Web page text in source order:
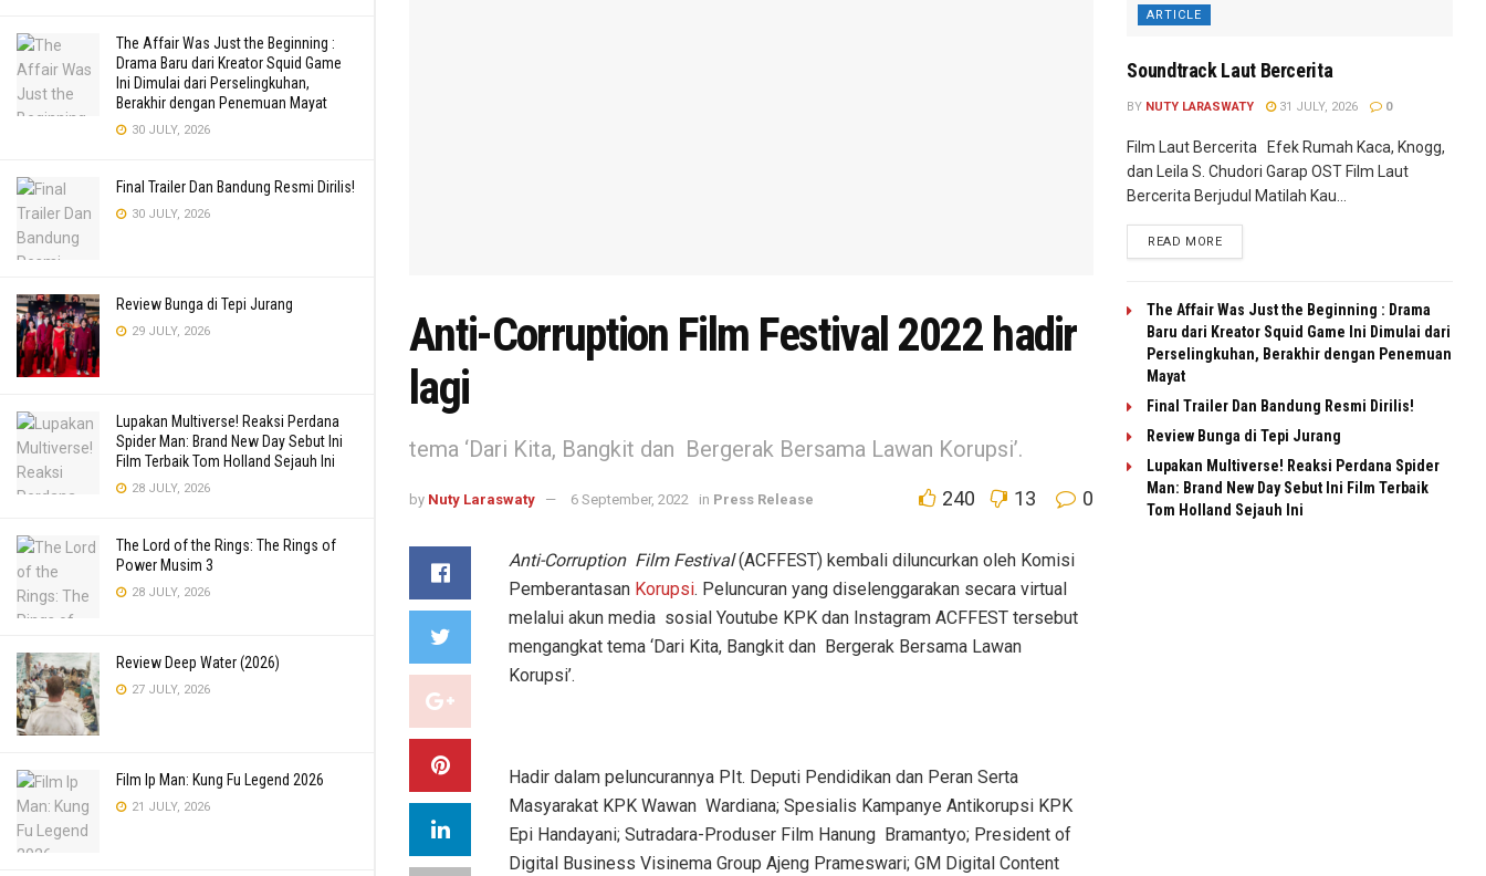
The Affair Was Just the Beginning :
Drama Baru dari Kreator Squid Game
Ini Dimulai dari Perselingkuhan,
Berakhir dengan Penemuan Mayat
30 JULY, 2026
Final Trailer Dan Bandung Resmi Dirilis!
30 JULY, 2026
Review Bunga di Tepi Jurang
29 JULY, 2026
Lupakan Multiverse! Reaksi Perdana
Spider Man: Brand New Day Sebut Ini
Film Terbaik Tom Holland Sejauh Ini
28 JULY, 2026
The Lord of the Rings: The Rings of
Power Musim 3
28 JULY, 2026
Review Deep Water (2026)
27 JULY, 2026
Film Ip Man: Kung Fu Legend 2026
21 JULY, 2026
Anti-Corruption Film Festival 2022 hadir
lagi
tema ‘Dari Kita, Bangkit dan Bergerak Bersama Lawan Korupsi’.
by Nuty Laraswaty 6 September, 2022 in Press Release 240 13 0
Anti-Corruption Film Festival(ACFFEST) kembali diluncurkan oleh Komisi
Pemberantasan Korupsi. Peluncuran yang diselenggarakan secara virtual
melalui akun media sosial Youtube KPK dan Instagram ACFFEST tersebut
mengangkat tema ‘Dari Kita, Bangkit dan Bergerak Bersama Lawan
Korupsi’.
Hadir dalam peluncurannya PIt. Deputi Pendidikan dan Peran Serta
Masyarakat KPK Wawan Wardiana; Spesialis Kampanye Antikorupsi KPK
Epi Handayani; Sutradara-Produser Film Hanung Bramantyo; President of
Digital Business Visinema Group Ajeng Prameswari; GM Digital Content
ARTICLE
Soundtrack Laut Bercerita
BY NUTY LARASWATY 31 JULY, 2026 0
Film Laut Bercerita Efek Rumah Kaca, Knogg,
dan Leila S. Chudori Garap OST Film Laut
Bercerita Berjudul Matilah Kau...
READ MORE
The Affair Was Just the Beginning : Drama
Baru dari Kreator Squid Game Ini Dimulai dari
Perselingkuhan, Berakhir dengan Penemuan
Mayat
Final Trailer Dan Bandung Resmi Dirilis!
Review Bunga di Tepi Jurang
Lupakan Multiverse! Reaksi Perdana Spider
Man: Brand New Day Sebut Ini Film Terbaik
Tom Holland Sejauh Ini